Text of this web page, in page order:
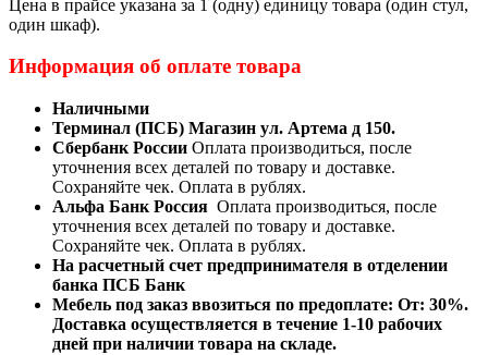
Цена в прайсе указана за 1 (одну) единицу товара (один стул,
один шкаф).
Информация об оплате товара
Наличными
Терминал (ПСБ) Магазин ул. Артема д 150.
Сбербанк России Оплата производиться, после
уточнения всех деталей по товару и доставке.
Сохраняйте чек. Оплата в рублях.
Альфа Банк Россия Оплата производиться, после
уточнения всех деталей по товару и доставке.
Сохраняйте чек. Оплата в рублях.
На расчетный счет предпринимателя в отделении
банка ПСБ Банк
Мебель под заказ ввозиться по предоплате: От: 30%.
Доставка осуществляется в течение 1-10 рабочих
дней при наличии товара на складе.